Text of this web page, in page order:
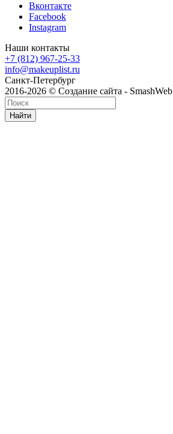
Вконтакте
Facebook
Instagram
Наши контакты
+7 (812) 967-25-33
info@makeuplist.ru
Санкт-Петербург
2016-2026 © Создание сайта - SmashWeb
Найти